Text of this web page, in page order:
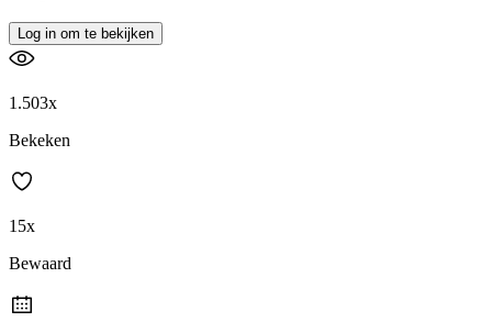
Log in om te bekijken
1.503x
Bekeken
15x
Bewaard